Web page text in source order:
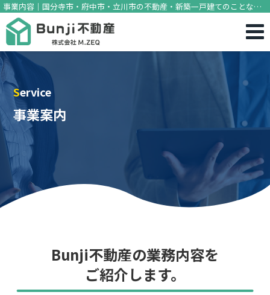
事業内容｜国分寺市・府中市・立川市の不動産・新築一戸建てのことなら
Bunji不動産
Service
事業案内
Bunji不動産の業務内容を
ご紹介します。